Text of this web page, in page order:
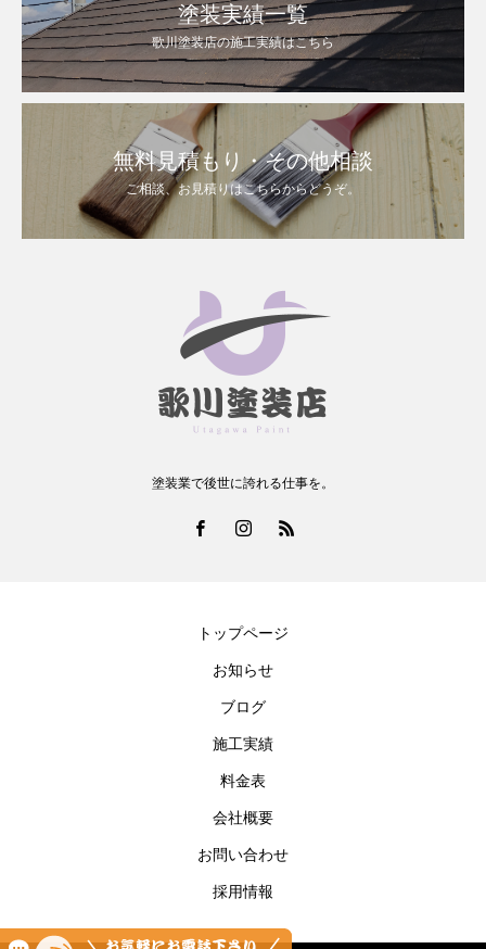
塗装実績一覧
歌川塗装店の施工実績はこちら
無料見積もり・その他相談
ご相談、お見積りはこちらからどうぞ。
塗装業で後世に誇れる仕事を。
トップページ
お知らせ
ブログ
施工実績
料金表
会社概要
お問い合わせ
採用情報